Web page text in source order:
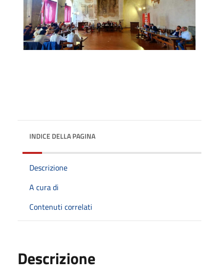
INDICE DELLA PAGINA
Descrizione
A cura di
Contenuti correlati
Descrizione